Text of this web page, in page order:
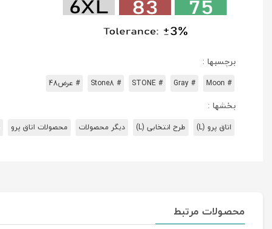
برچسبها :
# Moon
# Gray
# STONE
# Stone8 # عرض48
بخشها :
اتاق پرو (L) طرح انتخابی (L) دیگر محصولات محصولات اتاق پرو
محصولات مرتبط